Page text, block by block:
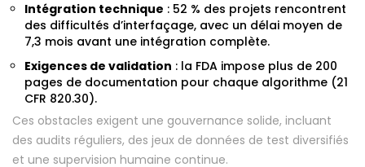
Intégration technique : 52 % des projets rencontrent
des difficultés d’interfaçage, avec un délai moyen de
7,3 mois avant une intégration complète.
Exigences de validation : la FDA impose plus de 200
pages de documentation pour chaque algorithme (21
CFR 820.30).
Ces obstacles exigent une gouvernance solide, incluant
des audits réguliers, des jeux de données de test diversifiés
et une supervision humaine continue.